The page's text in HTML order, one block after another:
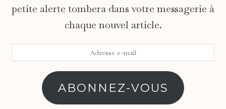
petite alerte tombera dans votre messagerie à
chaque nouvel article.
ABONNEZ-VOUS